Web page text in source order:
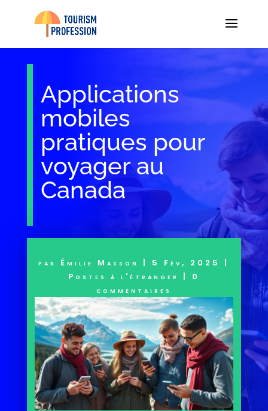
Applications
mobiles
pratiques pour
voyager au
Canada
par Émilie Masson | 5 Fév, 2025
|
Postes à l'étranger
| 0
commentaires